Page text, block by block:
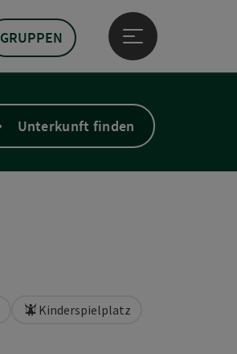
GRUPPEN
Hauptmenü öffnen
Unterkunft finden
Kinderspielplatz